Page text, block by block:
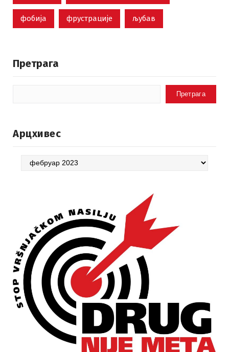
фобија фрустрације љубав
Претрага
Претрага
Арцхивес
Арцхивес